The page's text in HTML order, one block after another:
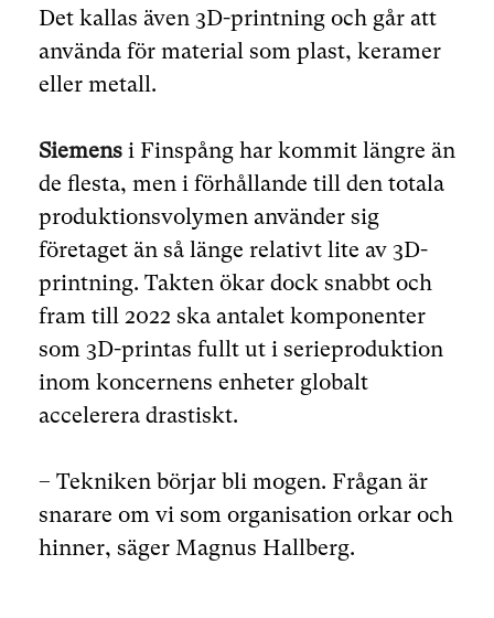
Det kallas även 3D-printning och går att
använda för material som plast, keramer
eller metall.
Siemens i Finspång har kommit längre än
de flesta, men i förhållande till den totala
produktionsvolymen använder sig
företaget än så länge relativt lite av 3D-
printning. Takten ökar dock snabbt och
fram till 2022 ska antalet komponenter
som 3D-printas fullt ut i serieproduktion
inom koncernens enheter globalt
accelerera drastiskt.
– Tekniken börjar bli mogen. Frågan är
snarare om vi som organisation orkar och
hinner, säger Magnus Hallberg.